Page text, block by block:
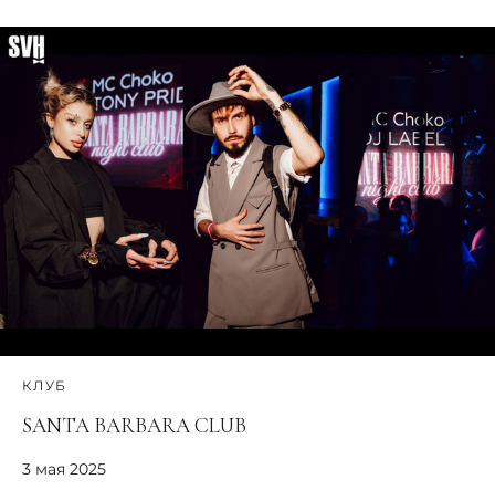
КЛУБ
SANTA BARBARA CLUB
3 мая 2025